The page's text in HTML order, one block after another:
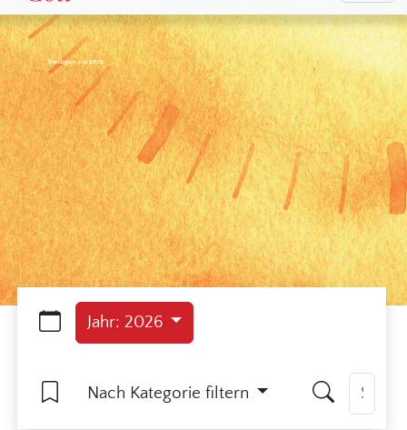
Predigten aus 2026
Jahr: 2026
Nach Kategorie filtern